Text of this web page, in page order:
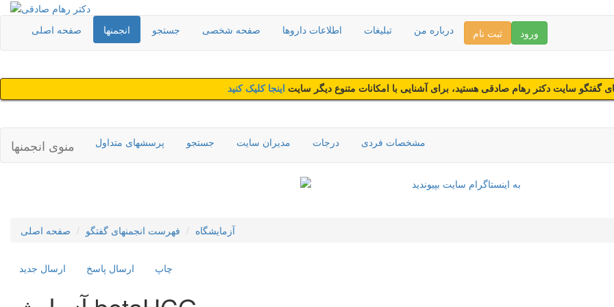
صفحه اصلی انجمنها جستجو صفحه شخصی اطلاعات داروها تبلیغات درباره من ثبت نام ورود
گفتگو سایت دکتر رهام صادقی هستید، برای آشنایی با امکانات متنوع دیگر سایت اینجا کلیک کنید
منوی انجمنها پرسشهای متداول جستجو مدیران سایت درجات مشخصات فردی
صفحه اصلی فهرست انجمنهای گفتگو آزمایشگاه
ارسال جديد ارسال پاسخ چاپ